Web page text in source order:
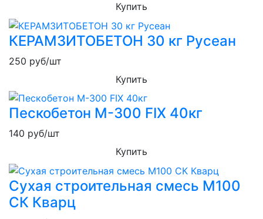
Купить
КЕРАМЗИТОБЕТОН 30 кг Русеан
250 руб/шт
Купить
Пескобетон М-300 FIX 40кг
140 руб/шт
Купить
Сухая строительная смесь М100
СК Кварц